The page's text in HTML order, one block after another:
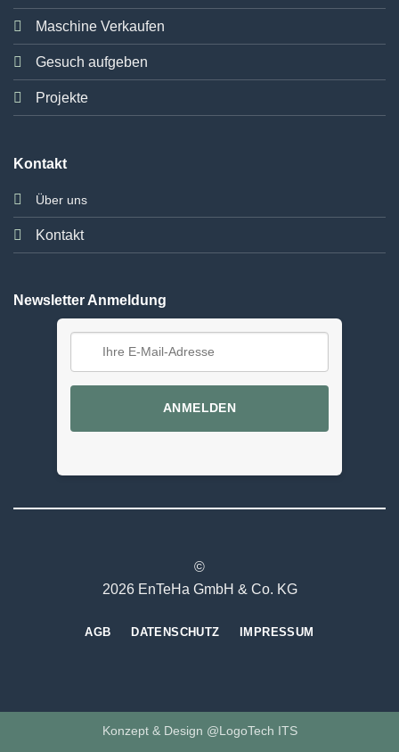
Maschine Verkaufen
Gesuch aufgeben
Projekte
Kontakt
Über uns
Kontakt
Newsletter Anmeldung
ANMELDEN
©
2026 EnTeHa GmbH & Co. KG
AGB DATENSCHUTZ IMPRESSUM
Konzept & Design @LogoTech ITS